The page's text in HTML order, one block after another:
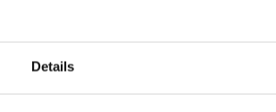
Details